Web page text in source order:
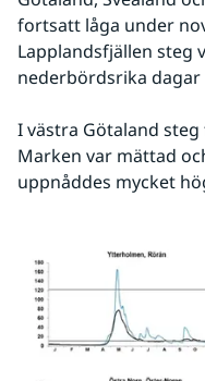
fortsatt låga under
Lapplandsfjällen steg
nederbördsrika dagar
I västra Götaland
Marken var mättad
uppnåddes mycket